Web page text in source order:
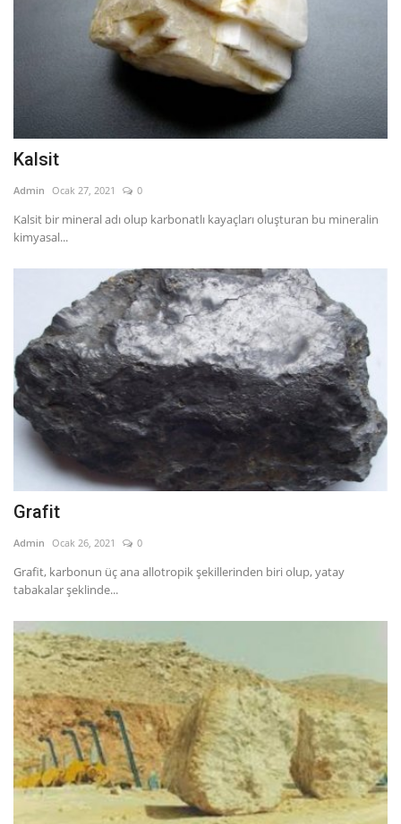
Kalsit
Admin Ocak 27, 2021 0
Kalsit bir mineral adı olup karbonatlı kayaçları oluşturan bu mineralin
kimyasal...
Grafit
Admin Ocak 26, 2021 0
Grafit, karbonun üç ana allotropik şekillerinden biri olup, yatay
tabakalar şeklinde...